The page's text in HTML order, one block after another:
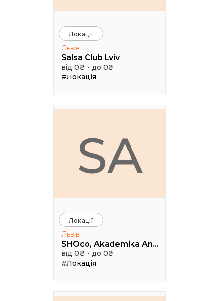
Локації
Львів
Salsa Club Lviv
від 0₴ - до 0₴
#Локація
SA
Локації
Львів
SHOco, Akademika Andriya Sakharova Street, Lviv, Lviv Oblast, Ukraine
від 0₴ - до 0₴
#Локація